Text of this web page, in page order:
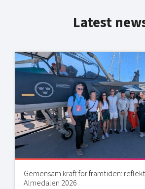
Latest
Gemensam kraft för framtiden:
Almedalen 2026